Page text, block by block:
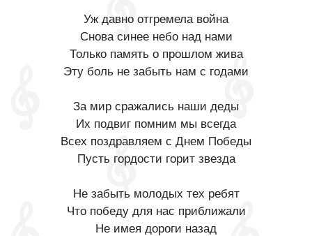
Уж давно отгремела война
Снова синее небо над нами
Только память о прошлом жива
Эту боль не забыть нам с годами
За мир сражались наши деды
Их подвиг помним мы всегда
Всех поздравляем с Днем Победы
Пусть гордости горит звезда
Не забыть молодых тех ребят
Что победу для нас приближали
Не имея дороги назад